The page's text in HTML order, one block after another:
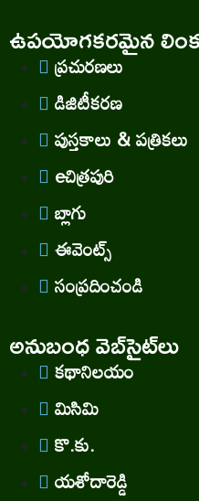
ఉపయోగకరమైన
ప్రచురణలు
డిజిటీకరణ
పుస్తకాలు & పత్రికలు
eచిత్రపురి
బ్లాగు
ఈవెంట్స్
సంప్రదించండి
అనుబంధ వెబ్‌సైట్‌లు
కథానిలయం
మిసిమి
కొ.కు.
యశోదారెడ్డి